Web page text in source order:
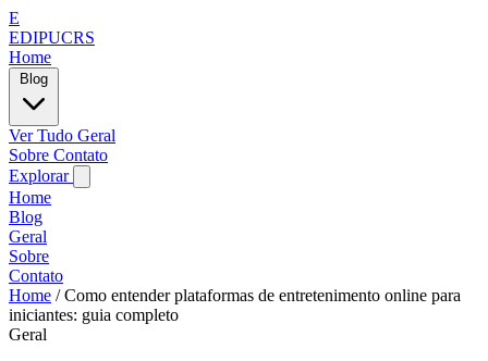
E
EDIPUCRS
Home
Ver Tudo Geral
Sobre Contato
Explorar
Home
Blog
Geral
Sobre
Contato
Home / Como entender plataformas de entretenimento online para
iniciantes: guia completo
Geral